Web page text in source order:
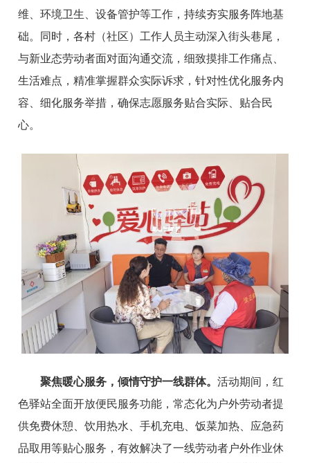
维、环境卫生、设备管护等工作，持续夯实服务阵地基
础。同时，各村（社区）工作人员主动深入街头巷尾，
与新业态劳动者面对面沟通交流，细致摸排工作痛点、
生活难点，精准掌握群众实际诉求，针对性优化服务内
容、细化服务举措，确保志愿服务贴合实际、贴合民
心。
聚焦暖心服务，倾情守护一线群体。活动期间，红
色驿站全面开放便民服务功能，常态化为户外劳动者提
供免费休憩、饮用热水、手机充电、饭菜加热、应急药
品取用等贴心服务，有效解决了一线劳动者户外作业休